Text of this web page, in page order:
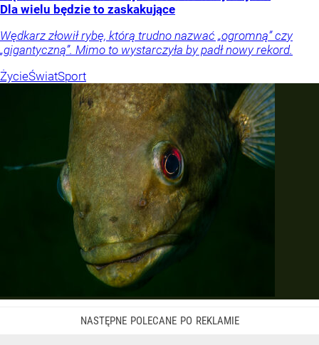
Dla wielu będzie to zaskakujące
Wędkarz złowił rybę, którą trudno nazwać „ogromną” czy
„gigantyczną”. Mimo to wystarczyła by padł nowy rekord.
ŻycieŚwiatSport